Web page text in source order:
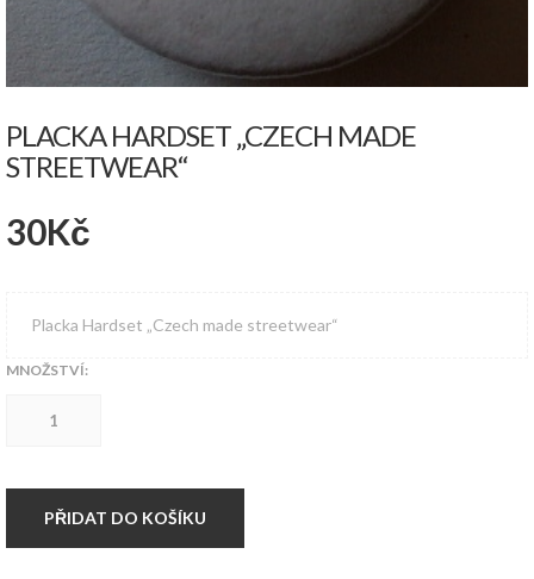
PLACKA HARDSET „CZECH MADE
STREETWEAR“
30Kč
Placka Hardset „Czech made streetwear“
MNOŽSTVÍ:
Hardset
streetwear"
množstvíPŘIDAT DO KOŠÍKU